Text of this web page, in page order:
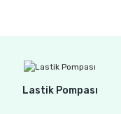
Lastik Pompası